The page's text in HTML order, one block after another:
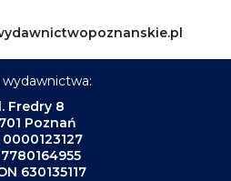
wydawnictwa:
Fredry 8
Poznań
0000123127
630135117